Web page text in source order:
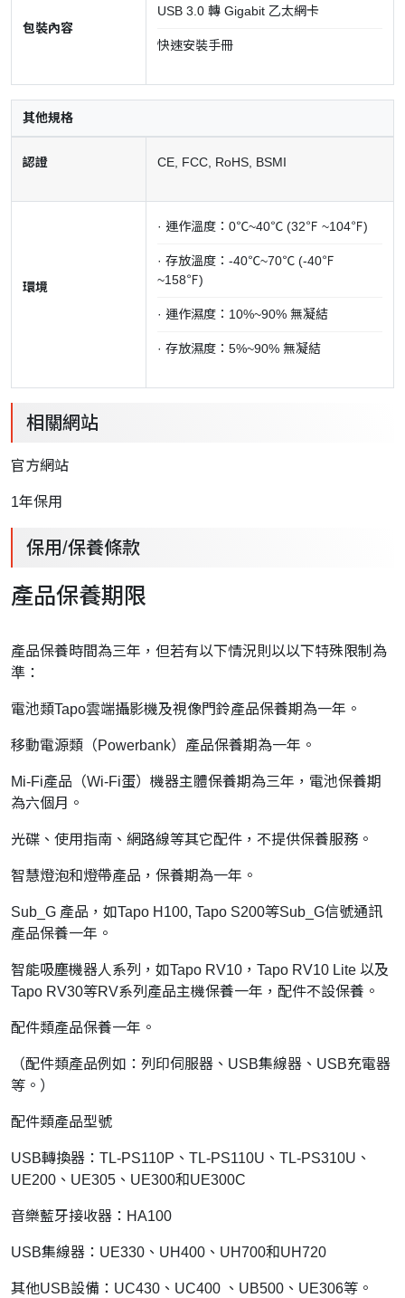
包裝內容
USB 3.0 轉 Gigabit 乙太網卡
快速安裝手冊
其他規格
認證 CE, FCC, RoHS, BSMI
環境
· 運作溫度：0℃~40℃ (32℉ ~104℉)
· 存放溫度：-40℃~70℃ (-40℉
~158℉)
· 運作濕度：10%~90% 無凝結
· 存放濕度：5%~90% 無凝結
相關網站
官方網站
1年保用
保用/保養條款
產品保養期限
產品保養時間為三年，但若有以下情況則以以下特殊限制為
準：
電池類Tapo雲端攝影機及視像門鈴產品保養期為一年。
移動電源類（Powerbank）產品保養期為一年。
Mi-Fi產品（Wi-Fi蛋）機器主體保養期為三年，電池保養期
為六個月。
光碟、使用指南、網路線等其它配件，不提供保養服務。
智慧燈泡和燈帶產品，保養期為一年。
Sub_G 產品，如Tapo H100, Tapo S200等Sub_G信號通訊
產品保養一年。
智能吸塵機器人系列，如Tapo RV10，Tapo RV10 Lite 以及
Tapo RV30等RV系列產品主機保養一年，配件不設保養。
配件類產品保養一年。
（配件類產品例如：列印伺服器、USB集線器、USB充電器
等。）
配件類產品型號
USB轉換器：TL-PS110P、TL-PS110U、TL-PS310U、
UE200、UE305、UE300和UE300C
音樂藍牙接收器：HA100
USB集線器：UE330、UH400、UH700和UH720
其他USB設備：UC430、UC400 、UB500、UE306等。